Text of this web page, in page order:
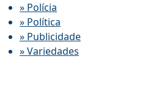
» Polícia
» Política
» Publicidade
» Variedades